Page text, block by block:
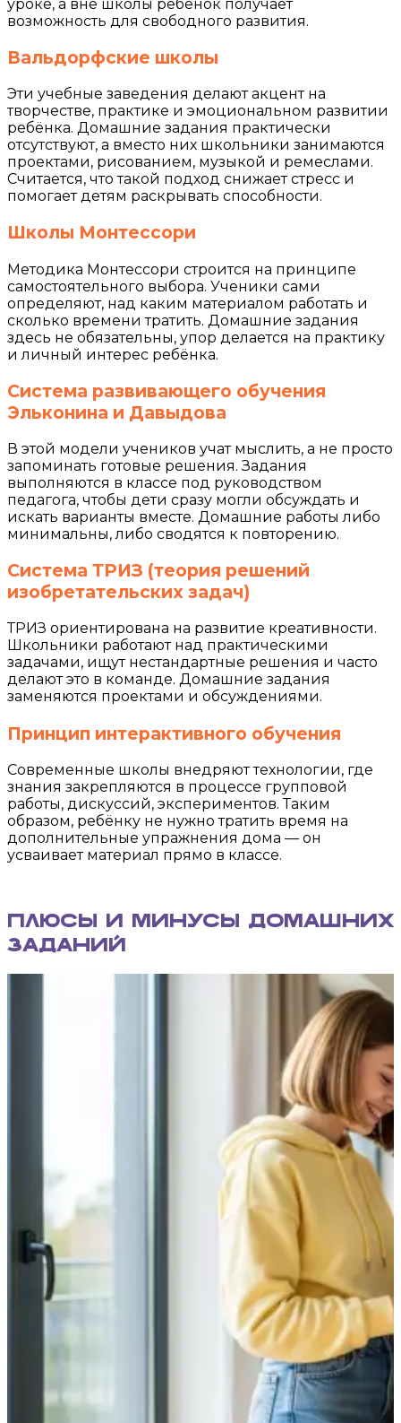
уроке, а вне школы ребёнок получает
возможность для свободного развития.
Вальдорфские школы
Эти учебные заведения делают акцент на
творчестве, практике и эмоциональном развитии
ребёнка. Домашние задания практически
отсутствуют, а вместо них школьники занимаются
проектами, рисованием, музыкой и ремеслами.
Считается, что такой подход снижает стресс и
помогает детям раскрывать способности.
Школы Монтессори
Методика Монтессори строится на принципе
самостоятельного выбора. Ученики сами
определяют, над каким материалом работать и
сколько времени тратить. Домашние задания
здесь не обязательны, упор делается на практику
и личный интерес ребёнка.
Система развивающего обучения
Эльконина и Давыдова
В этой модели учеников учат мыслить, а не просто
запоминать готовые решения. Задания
выполняются в классе под руководством
педагога, чтобы дети сразу могли обсуждать и
искать варианты вместе. Домашние работы либо
минимальны, либо сводятся к повторению.
Система ТРИЗ (теория решений
изобретательских задач)
ТРИЗ ориентирована на развитие креативности.
Школьники работают над практическими
задачами, ищут нестандартные решения и часто
делают это в команде. Домашние задания
заменяются проектами и обсуждениями.
Принцип интерактивного обучения
Современные школы внедряют технологии, где
знания закрепляются в процессе групповой
работы, дискуссий, экспериментов. Таким
образом, ребёнку не нужно тратить время на
дополнительные упражнения дома — он
усваивает материал прямо в классе.
Плюсы и минусы домашних
заданий